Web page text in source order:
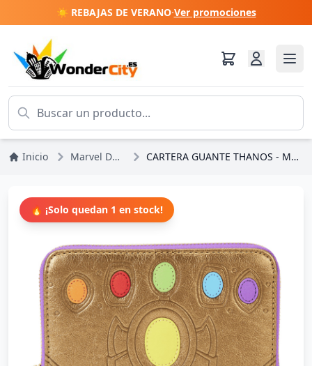
☀️ REBAJAS DE VERANO·Ver promociones
Inicio Marvel DC Comics CARTERA GUANTE THANOS - MARVEL LOUNGEFLY
🔥 ¡Solo quedan 1 en stock!